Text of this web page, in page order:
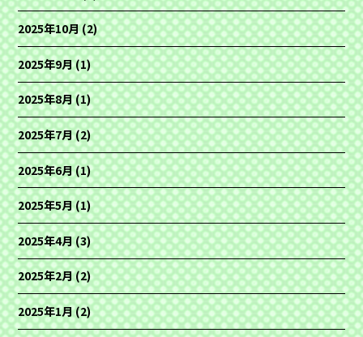
2025年10月(2)
2025年9月(1)
2025年8月(1)
2025年7月(2)
2025年6月(1)
2025年5月(1)
2025年4月(3)
2025年2月(2)
2025年1月(2)